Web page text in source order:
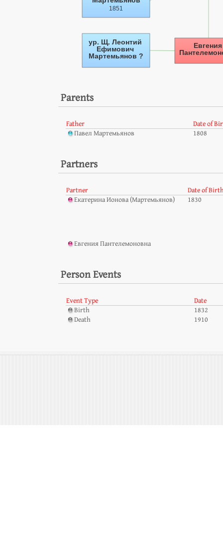
Parents
Father
Date of
Павел Мартемьянов
1808
Partners
Partner
Date of
Екатерина Ионова (Мартемьянов)
1830
Евгения Пантелемоновна
Person Events
Event Type
Date
Birth
1832
Death
1910